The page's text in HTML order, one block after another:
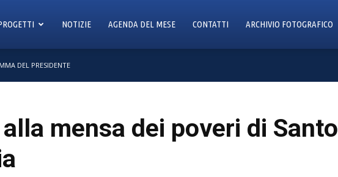
NOTIZIE AGENDA DEL MESE CONTATTI ARCHIVIO FOTOGRAFICO
DEL PRESIDENTE
mensa dei poveri di Santo